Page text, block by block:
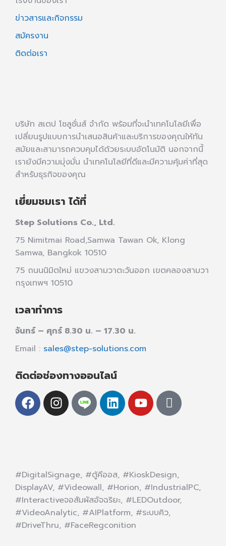
ข่าวสารและกิจกรรม
สมัครงาน
ติดต่อเรา
บริษัท สเตป โซลูชั่นส์ จำกัด พร้อมที่จะนำเทคโนโลยีเพื่อ
เปลี่ยนรูปแบบการนำเสนอสินค้าและบริการของคุณให้ทัน
สมัยและสามารถควบคุมได้ด้วยระบบอัตโนมัติ นอกจากนี้
เรายังมีความมุ่งมั่น นำเทคโนโลยีที่ดีและมีความคุ้มค่าที่สุด
สำหรับธุรกิจของคุณ
เยี่ยมชมเรา ได้ที่
Step Solutions Co., Ltd.
75 Nimitmai Road,Samwa Tawan Ok, Klong
Samwa, Bangkok 10510
75 ถนนนิมิตใหม่ แขวงสามวาตะวันออก เขตคลองสามวา
กรุงเทพฯ 10510
เวลาทำการ
จันทร์ – ศุกร์ 8.30 น. – 17.30 น.
Email : sales@step-solutions.com
ติดต่อช่องทางออนไลน์
#DigitalSignage, #ตู้คีออส, #KioskDesign,
DisplayAV, #Videowall, #Horion, #IndustrialPC,
#Interactiveจอสัมผัสอัจฉริยะ, #LEDOutdoor,
#VideoAnalytic, #AIPlatform, #ระบบคิว,
#DriveThru, #FaceRegconition